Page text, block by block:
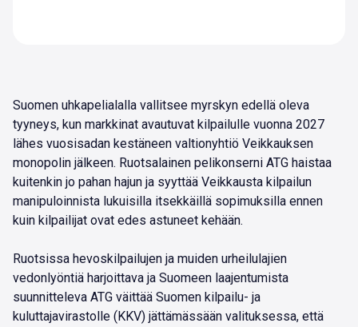
Suomen uhkapelialalla vallitsee myrskyn edellä oleva
tyyneys, kun markkinat avautuvat kilpailulle vuonna 2027
lähes vuosisadan kestäneen valtionyhtiö Veikkauksen
monopolin jälkeen. Ruotsalainen pelikonserni ATG haistaa
kuitenkin jo pahan hajun ja syyttää Veikkausta kilpailun
manipuloinnista lukuisilla itsekkäillä sopimuksilla ennen
kuin kilpailijat ovat edes astuneet kehään.
Ruotsissa hevoskilpailujen ja muiden urheilulajien
vedonlyöntiä harjoittava ja Suomeen laajentumista
suunnitteleva ATG väittää Suomen kilpailu- ja
kuluttajavirastolle (KKV) jättämässään valituksessa, että